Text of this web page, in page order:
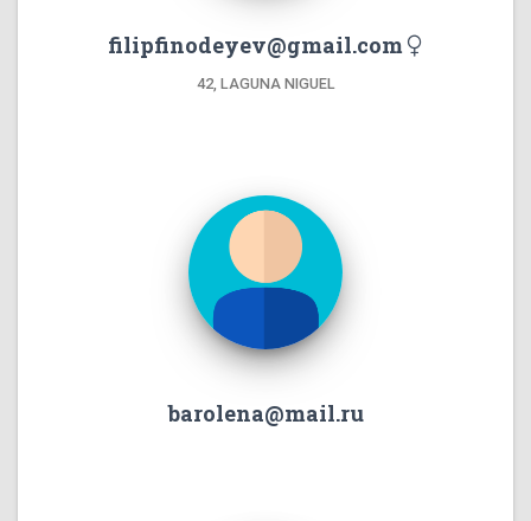
filipfinodeyev@gmail.com
42, LAGUNA NIGUEL
barolena@mail.ru